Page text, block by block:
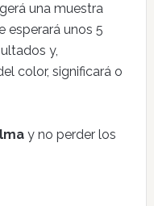
una muestra
esperará unos 5
y,
color, significará o
y no perder los